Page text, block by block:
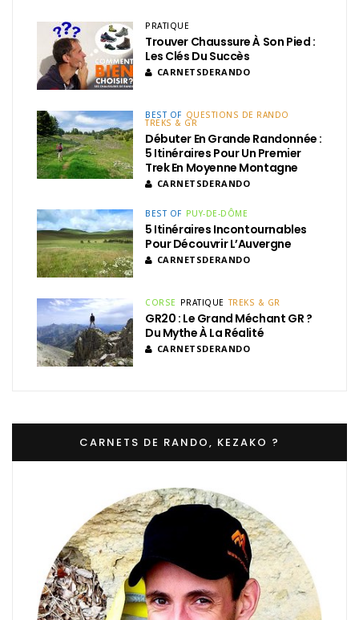
PRATIQUE
Trouver Chaussure À Son Pied :
Les Clés Du Succès
CARNETSDERANDO
BEST OF QUESTIONS DE RANDO
TREKS & GR
Débuter En Grande Randonnée :
5 Itinéraires Pour Un Premier
Trek En Moyenne Montagne
CARNETSDERANDO
BEST OF PUY-DE-DÔME
5 Itinéraires Incontournables
Pour Découvrir L’Auvergne
CARNETSDERANDO
CORSE PRATIQUE TREKS & GR
GR20 : Le Grand Méchant GR ?
Du Mythe À La Réalité
CARNETSDERANDO
CARNETS DE RANDO, KEZAKO ?